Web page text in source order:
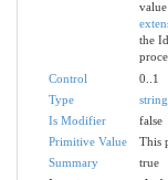
the
Control
0..1
Type
string
Is Modifier
false
Primitive Value
This
Summary
true